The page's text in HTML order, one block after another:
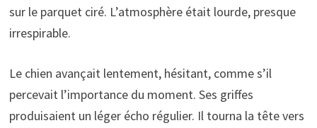
sur le parquet ciré. L’atmosphère était lourde, presque
irrespirable.
Le chien avançait lentement, hésitant, comme s’il
percevait l’importance du moment. Ses griffes
produisaient un léger écho régulier. Il tourna la tête vers